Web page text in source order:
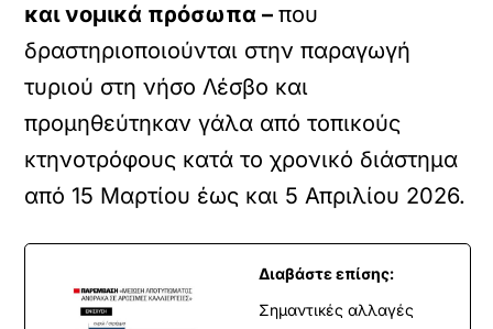
και νομικά πρόσωπα –που
δραστηριοποιούνται στην παραγωγή
τυριού στη νήσο Λέσβο και
προμηθεύτηκαν γάλα από τοπικούς
κτηνοτρόφους κατά το χρονικό διάστημα
από 15 Μαρτίου έως και 5 Απριλίου 2026.
Διαβάστε επίσης:
Σημαντικές αλλαγές